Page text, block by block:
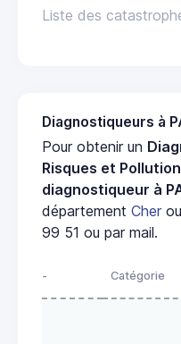
Liste des
Diagnostiqueurs à
Pour obtenir un
Risques et Pollution
diagnostiqueur à
département Cher
99 51 ou par mail.
- Catégorie